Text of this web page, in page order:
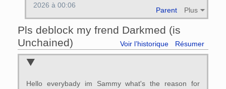
Parent Plus
2026 à 00:06
Pls deblock my frend Darkmed (is
Unchained)
Voir l’historique Résumer
Hello everybady im Sammy what's the reason for